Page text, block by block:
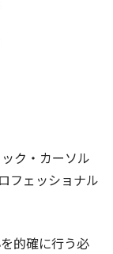
ク・カーソル
フェッショナル
的確に行う必